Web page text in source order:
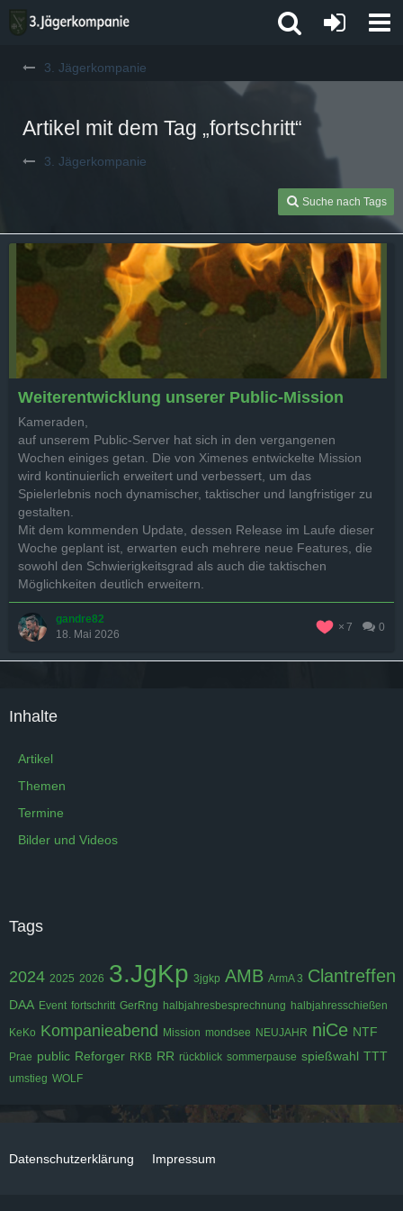
3. Jägerkompanie
Artikel mit dem Tag „fortschritt“
3. Jägerkompanie
Suche nach Tags
Weiterentwicklung unserer Public-Mission
Kameraden,
auf unserem Public-Server hat sich in den vergangenen
Wochen einiges getan. Die von Ximenes entwickelte Mission
wird kontinuierlich erweitert und verbessert, um das
Spielerlebnis noch dynamischer, taktischer und langfristiger zu
gestalten.
Mit dem kommenden Update, dessen Release im Laufe dieser
Woche geplant ist, erwarten euch mehrere neue Features, die
sowohl den Schwierigkeitsgrad als auch die taktischen
Möglichkeiten deutlich erweitern.
gandre82
18. Mai 2026
7 0
Inhalte
Artikel
Themen
Termine
Bilder und Videos
Tags
2024 2025 2026 3.JgKp 3jgkp AMB ArmA 3 Clantreffen
DAA Event fortschritt GerRng halbjahresbesprechnung halbjahresschießen
KeKo Kompanieabend Mission mondsee NEUJAHR niCe NTF
Prae public Reforger RKB RR rückblick sommerpause spießwahl TTT
umstieg WOLF
Datenschutzerklärung Impressum